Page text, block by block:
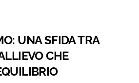
UNA SFIDA TRA
CHE